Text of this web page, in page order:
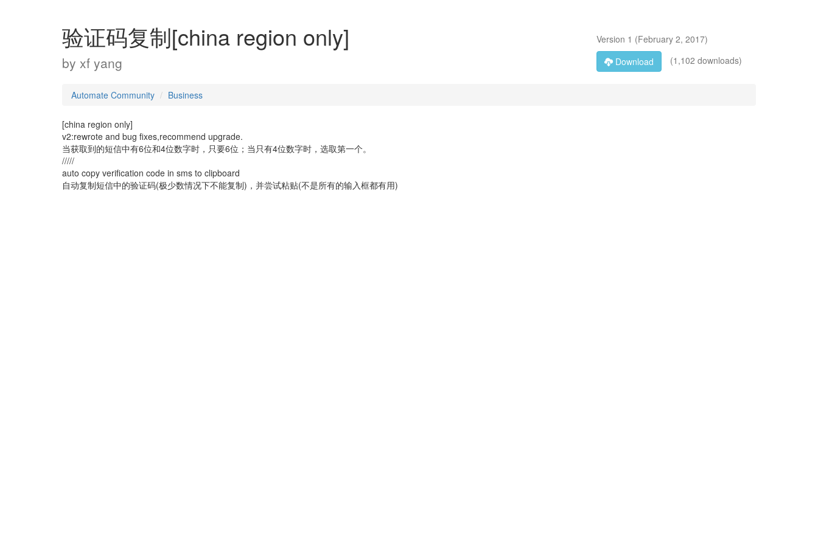
验证码复制[china region only]
by xf yang
Version 1 (February 2, 2017)
Download
(1,102 downloads)
Automate Community Business
[china region only]
v2:rewrote and bug fixes,recommend upgrade.
当获取到的短信中有6位和4位数字时，只要6位；当只有4位数字时，选取第一个。
/////
auto copy verification code in sms to clipboard
自动复制短信中的验证码(极少数情况下不能复制)，并尝试粘贴(不是所有的输入框都有用)